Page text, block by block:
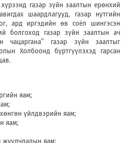
газар зүйн заалтын ерөнхий
шаардлагууд, газар нутгийн
ард иргэдийн өв соёл шингэсэн
болгоход газар зүйн заалтын ач
чацаргана” газар зүйн заалтыг
Холбоонд бүртгүүлэхэд гарсан
яам;
үйлдвэрийн яам;
яам;
жуулчлалын яам;